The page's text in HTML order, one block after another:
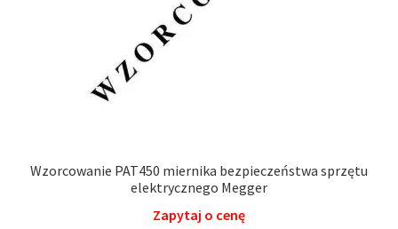
Wzorcowanie PAT450 miernika bezpieczeństwa sprzętu
elektrycznego Megger
Zapytaj o cenę